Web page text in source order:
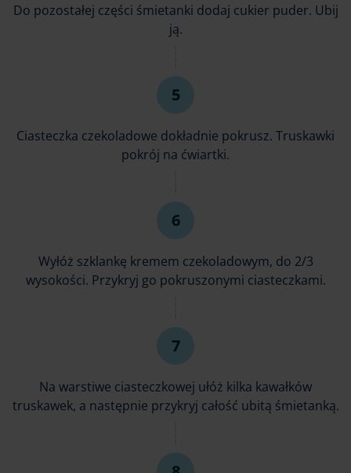
Do pozostałej części śmietanki dodaj cukier puder. Ubij
ją.
Ciasteczka czekoladowe dokładnie pokrusz. Truskawki
pokrój na ćwiartki.
Wyłóż szklankę kremem czekoladowym, do 2/3
wysokości. Przykryj go pokruszonymi ciasteczkami.
Na warstiwe ciasteczkowej ułóż kilka kawałków
truskawek, a następnie przykryj całość ubitą śmietanką.